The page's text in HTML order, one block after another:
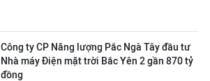
Công ty CP Năng lượng Pắc Ngà Tây đầu tư
Nhà máy Điện mặt trời Bắc Yên 2 gần 870 tỷ
đồng